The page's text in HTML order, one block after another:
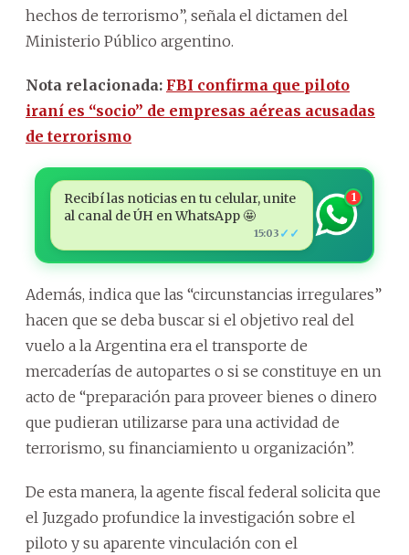
hechos de terrorismo”, señala el dictamen del
Ministerio Público argentino.
Nota relacionada: FBI confirma que piloto
iraní es “socio” de empresas aéreas acusadas
de terrorismo
Recibí las noticias en tu celular, unite
al canal de ÚH en WhatsApp 🤩
15:03 ✓✓
1
Además, indica que las “circunstancias irregulares”
hacen que se deba buscar si el objetivo real del
vuelo a la Argentina era el transporte de
mercaderías de autopartes o si se constituye en un
acto de “preparación para proveer bienes o dinero
que pudieran utilizarse para una actividad de
terrorismo, su financiamiento u organización”.
De esta manera, la agente fiscal federal solicita que
el Juzgado profundice la investigación sobre el
piloto y su aparente vinculación con el